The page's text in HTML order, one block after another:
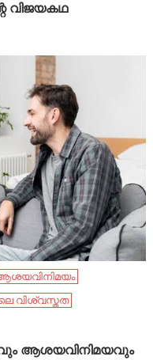
വിജയകഥ
വിശ്വസ്തത
ആശയവിനിമയവും